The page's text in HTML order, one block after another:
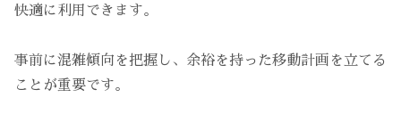
快適に利用できます。
事前に混雑傾向を把握し、余裕を持った移動計画を立てる
ことが重要です。